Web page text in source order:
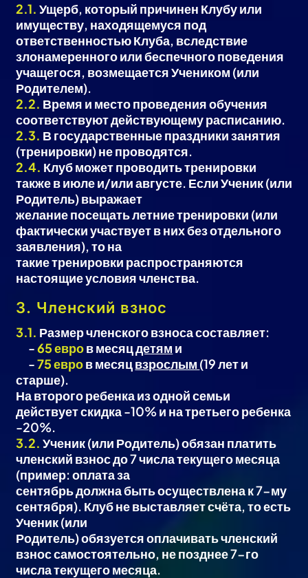
2.1. Ущерб, который причинен Клубу или
имуществу, находящемуся под
ответственностью Клуба, вследствие
злонамеренного или беспечного поведения
учащегося, возмещается Учеником (или
Родителем).
2.2. Время и место проведения обучения
соответствуют действующему расписанию.
2.3. В государственные праздники занятия
(тренировки) не проводятся.
2.4. Клуб может проводить тренировки
также в июле и/или августе. Если Ученик (или
Родитель) выражает
желание посещать летние тренировки (или
фактически участвует в них без отдельного
заявления), то на
такие тренировки распространяются
настоящие условия членства.
3. Членский взнос
3.1. Размер членского взноса составляет:
‎‎‎‏‏‎ ‎‏‏‎ ‎‏‏‎ ‎‏‏‎ ‎‏‏‎ ‎‏‏‎ ‎-65 евров месяцдетям и
‏‏‎ ‎‏‏‎ ‎‏‏‎ ‎‏‏‎ ‎‏‏‎ ‎‏‏‎ ‎-75 евров месяцвзрослым (19 лет и
старше).
На второго ребенка из одной семьи
действует скидка -10% и на третьего ребенка
-20%.
3.2. Ученик (или Родитель) обязан платить
членский взнос до 7 числа текущего месяца
(пример: оплата за
сентябрь должна быть осуществлена к 7-му
сентября). Клуб не выставляет счёта, то есть
Ученик (или
Родитель) обязуется оплачивать членский
взнос самостоятельно, не позднее 7-го
числа текущего месяца.